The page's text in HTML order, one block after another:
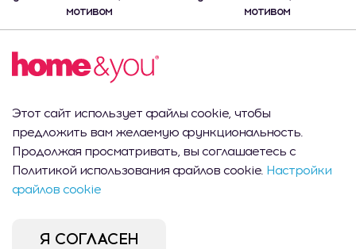
мотивом
445 MDL
мотивом
500 MDL
Этот сайт использует файлы cookie, чтобы
предложить вам желаемую функциональность.
Продолжая просматривать, вы соглашаетесь с
Политикой использования файлов cookie. Настройки
файлов cookie
Я СОГЛАСЕН